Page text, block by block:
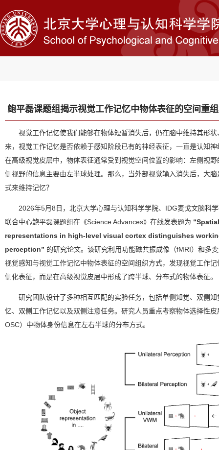
鲍平磊课题组揭示视觉工作记忆中物体表征的空间重
视觉工作记忆使我们能够在物体短暂消失后，仍在脑中维持其形
来，视觉工作记忆是否依赖于感知阶段已有的神经表征，一直是认知
在高级视觉皮层中，物体表征通常受到视觉空间位置的影响：左侧视
侧视野的信息主要由左半球处理。那么，当外部视觉输入消失后，大
式来维持记忆？
2026年5月8日，北京大学心理与认知科学学院、IDG麦戈文脑科
联合中心鲍平磊课题组在《Science Advances》在线发表题为
representations in high-level visual cortex distinguishes
perception” 的研究论文。该研究利用功能磁共振成像（fMRI）和多
视觉感知与视觉工作记忆中物体表征的空间组织方式，发现视觉工作
侧化表征，而是在高级视觉皮层中形成了跨半球、分布式的物体表征。
研究团队设计了多种相互匹配的实验任务，包括单侧知觉、双侧
忆、双侧工作记忆以及双侧注意任务。研究人员重点考察物体选择性
OSC）中物体身份信息在左右半球的分布方式。